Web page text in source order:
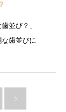
並び？」
な歯並びに